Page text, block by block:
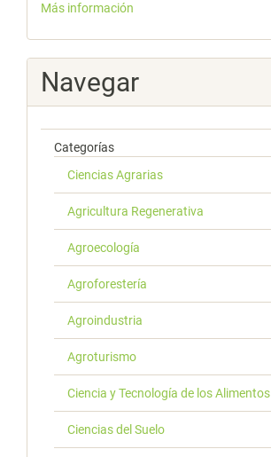
Más información
Navegar
Categorías
Ciencias Agrarias
Agricultura Regenerativa
Agroecología
Agroforestería
Agroindustria
Agroturismo
Ciencia y Tecnología de los Alimentos
Ciencias del Suelo